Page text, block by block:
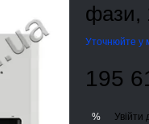
фази,
Уточнюйте у
195
% Увійти